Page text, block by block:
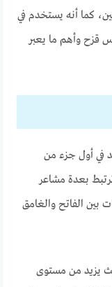
كما أنه يستخدم في
قزح وأهم ما يعبر
في أول جزء من
بعدة مشاعر
بين الفاتح والغامق
يزيد من مستوى